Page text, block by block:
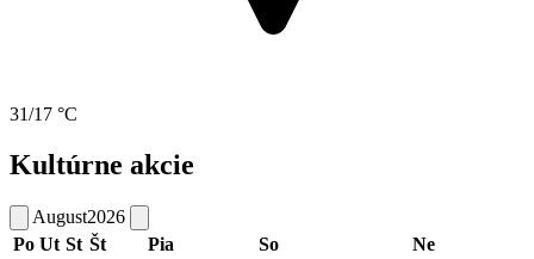
31/17 °C
Kultúrne akcie
August2026
Po Ut St Št Pia So
Ne